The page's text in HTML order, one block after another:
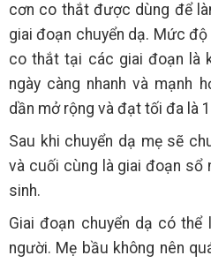
cơn co thắt được dùng để
giai đoạn chuyển dạ. Mức
co thắt tại các giai đoạn là
ngày càng nhanh và mạnh
dần mở rộng và đạt tối đa là
Sau khi chuyển dạ mẹ sẽ
và cuối cùng là giai đoạn sổ
sinh.
Giai đoạn chuyển dạ có thể
người. Mẹ bầu không nên